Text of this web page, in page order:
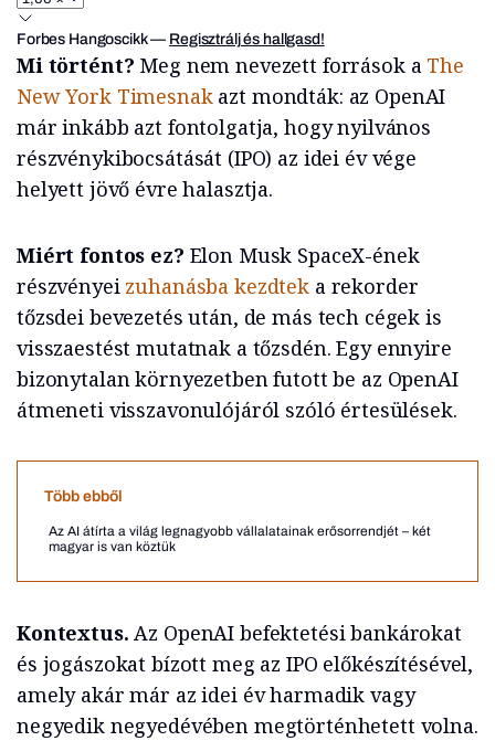
Forbes Hangoscikk— Regisztrálj és hallgasd!
Mi történt? Meg nem nevezett források a The
New York Timesnakazt mondták: az OpenAI
már inkább azt fontolgatja, hogy nyilvános
részvénykibocsátását (IPO) az idei év vége
helyett jövő évre halasztja.
Miért fontos ez? Elon Musk SpaceX-ének
részvényei zuhanásba kezdteka rekorder
tőzsdei bevezetés után, de más tech cégek is
visszaestést mutatnak a tőzsdén. Egy ennyire
bizonytalan környezetben futott be az OpenAI
átmeneti visszavonulójáról szóló értesülések.
Több ebből
Az AI átírta a világ legnagyobb vállalatainak erősorrendjét – két
magyar is van köztük
Kontextus. Az OpenAI befektetési bankárokat
és jogászokat bízott meg az IPO előkészítésével,
amely akár már az idei év harmadik vagy
negyedik negyedévében megtörténhetett volna.